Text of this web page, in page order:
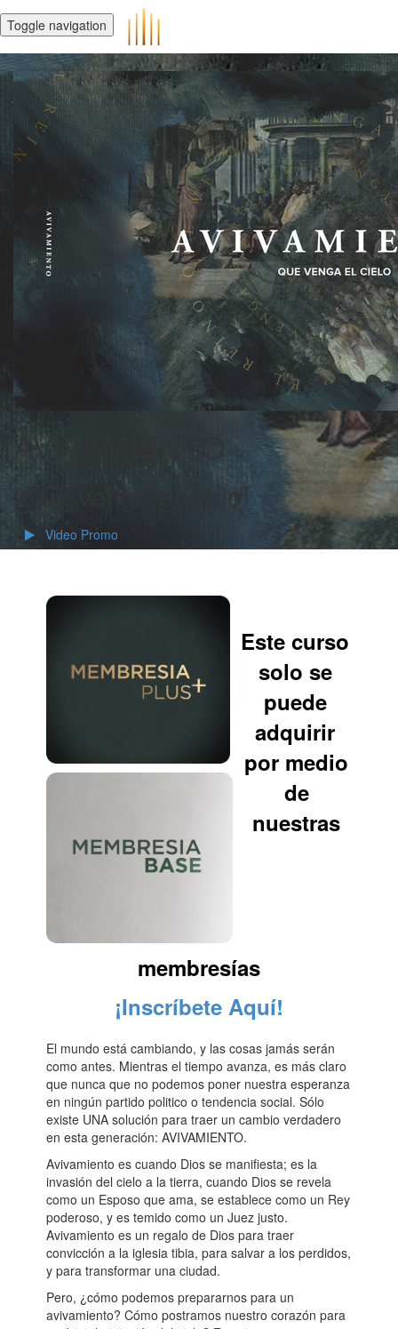
Toggle navigation
AVIVAMIENTO
¡Que venga el cielo!
Video Promo
Este curso
solo se
puede
adquirir
por medio
de
nuestras
membresías
¡Inscríbete Aquí!
El mundo está cambiando, y las cosas jamás serán
como antes. Mientras el tiempo avanza, es más claro
que nunca que no podemos poner nuestra esperanza
en ningún partido politico o tendencia social. Sólo
existe UNA solución para traer un cambio verdadero
en esta generación: AVIVAMIENTO.
Avivamiento es cuando Dios se manifiesta; es la
invasión del cielo a la tierra, cuando Dios se revela
como un Esposo que ama, se establece como un Rey
poderoso, y es temido como un Juez justo.
Avivamiento es un regalo de Dios para traer
convicción a la iglesia tibia, para salvar a los perdidos,
y para transformar una ciudad.
Pero, ¿cómo podemos prepararnos para un
avivamiento? Cómo postramos nuestro corazón para